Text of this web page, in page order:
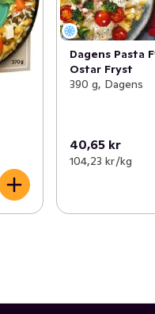
Dagens Pasta
Ostar Fryst
390 g, Dagens
40,65 kr
104,23 kr /kg